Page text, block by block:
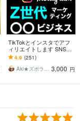
TikTokとインスタでアフ
ィリエイトします SNSを
運用してコンプレックス
ビジネスで稼ぎたい人必
見です
4.9 (251)
Aki★ズボラでも副業で稼ぐ 3,000 円